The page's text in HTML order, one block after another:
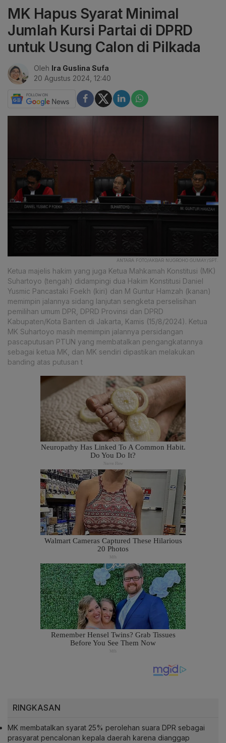
MK Hapus Syarat Minimal
Jumlah Kursi Partai di DPRD
untuk Usung Calon di Pilkada
Oleh Ira Guslina Sufa
20 Agustus 2024, 12:40
ANTARA FOTO/AKBAR NUGROHO GUMAY/SPT.
Ketua majelis hakim yang juga Ketua Mahkamah Konstitusi (MK)
Suhartoyo (tengah) didampingi dua Hakim Konstitusi Daniel
Yusmic Pancastaki Foekh (kiri) dan M Guntur Hamzah (kanan)
memimpin jalannya sidang lanjutan sengketa perselisihan
pemilihan umum DPR, DPRD Provinsi dan DPRD
Kabupaten/Kota Banten di Jakarta, Kamis (15/8/2024). Ketua
MK Suhartoyo masih memimpin jalannya persidangan
pascaputusan PTUN yang membatalkan pengangkatannya
sebagai ketua MK, dan MK sendiri dipastikan melakukan
banding atas putusan t
RINGKASAN
MK membatalkan syarat 25% perolehan suara DPR sebagai
prasyarat pencalonan kepala daerah karena dianggap